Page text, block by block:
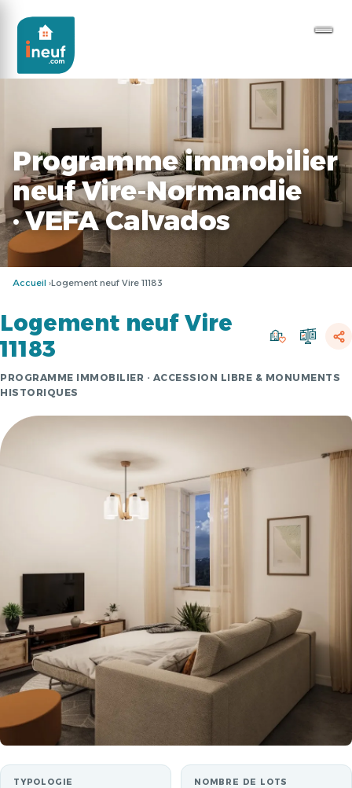
Programme immobilier
neuf Vire-Normandie
· VEFA Calvados
Accueil Logement neuf Vire 11183
Logement neuf Vire
11183
PROGRAMME IMMOBILIER · ACCESSION LIBRE & MONUMENTS
HISTORIQUES
TYPOLOGIE NOMBRE DE LOTS